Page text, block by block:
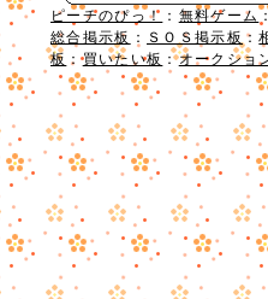
ピーチのぴっ！ ： 無料ゲーム
総合掲示板 ： ＳＯＳ掲示板 ：
板 ：買いたい板 ：オークショ